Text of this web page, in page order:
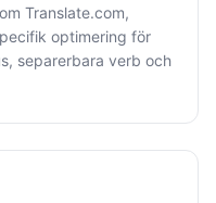
Translate.com,
optimering för
separerbara verb och